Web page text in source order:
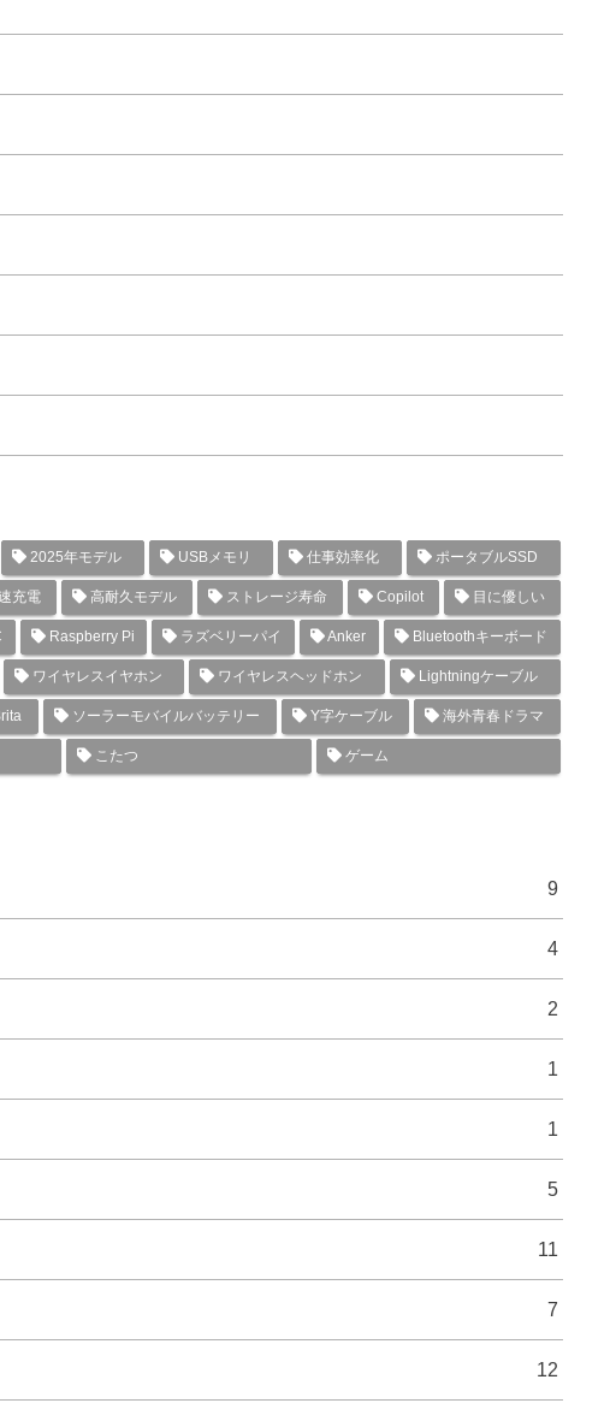
2025年モデル USBメモリ 仕事効率化 ポータブルSSD
充電 高耐久モデル ストレージ寿命 Copilot 目に優しい
Raspberry Pi ラズベリーパイ Anker Bluetoothキーボード
ワイヤレスイヤホン ワイヤレスヘッドホン Lightningケーブル
ソーラーモバイルバッテリー Y字ケーブル 海外青春ドラマ
こたつ ゲーム
9
4
2
1
1
5
11
7
12